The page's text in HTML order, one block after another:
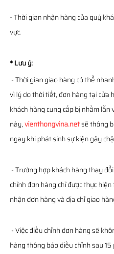
- Thời gian nhận hàng của quý
vực.
* Lưu ý:
- Thời gian giao hàng có thể
vì lý do thời tiết, đơn hàng tại cửa
khách hàng cung cấp bị nhầm lẫn
này,vienthongvina.netsẽ thông
ngay khi phát sinh sự kiện gây
- Trường hợp khách hàng thay
chỉnh đơn hàng chỉ được thực
nhận đơn hàng và địa chỉ giao
- Việc điều chỉnh đơn hàng sẽ
hàng thông báo điều chỉnh sau